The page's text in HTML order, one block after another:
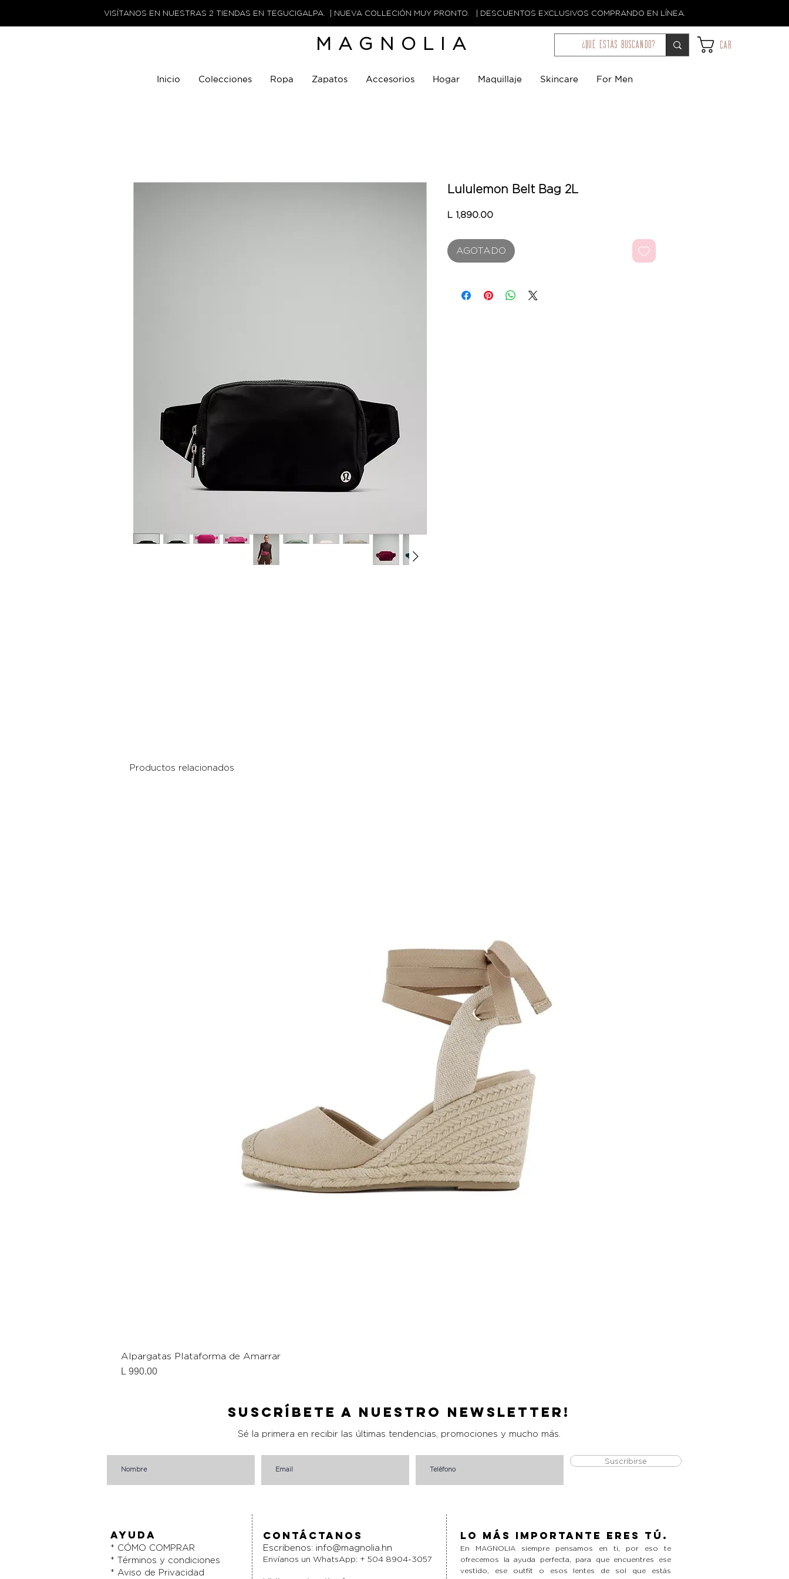
VISÍTANOS EN NUESTRAS 2 TIENDAS EN TEGUCIGALPA. | NUEVA COLLECIÓN MUY PRONTO. | DESCUENTOS EXCLUSIVOS COMPRANDO EN LÍNEA.
MAGNOLIA ¿qué estás buscando? Car
Inicio Colecciones Ropa Zapatos Accesorios Hogar Maquillaje Skincare For Men
Lululemon Belt Bag 2L
L 1,890.00Precio
AGOTADO
Productos relacionados
Alpargatas Plataforma de Amarrar
Precio
L 990.00
Suscríbete a nuestro Newsletter!
Sé la primera en recibir las últimas tendencias, promociones y mucho más.
Suscribirse
AYUDA
* CÓMO COMPRAR
* Términos y condiciones
* Aviso de Privacidad
Contáctanos
Escribenos: info@magnolia.hn
Envíanos un WhatsApp: + 504 8904-3057
Lo más importante eres tú.
En MAGNOLIA siempre pensamos en ti, por eso te
ofrecemos la ayuda perfecta, para que encuentres ese
vestido, ese outfit o esos lentes de sol que estás